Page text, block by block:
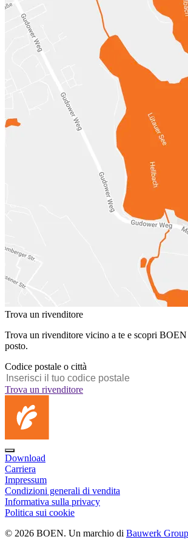
Trova un rivenditore
Trova un rivenditore vicino a te e scopri BOEN
posto.
Codice postale o città
Trova un rivenditore
Download
Carriera
Impressum
Condizioni generali di vendita
Informativa sulla privacy
Politica sui cookie
© 2026 BOEN. Un marchio di Bauwerk Group